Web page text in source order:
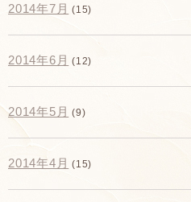
2014年7月 (15)
2014年6月 (12)
2014年5月 (9)
2014年4月 (15)